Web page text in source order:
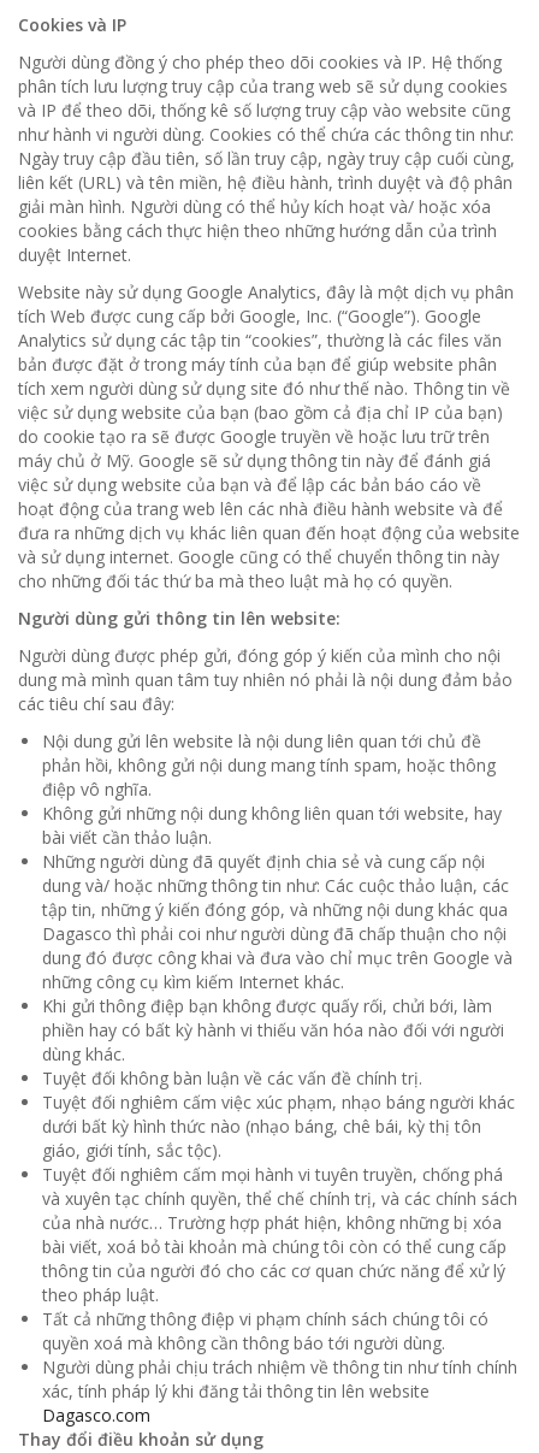
Cookies và IP
Người dùng đồng ý cho phép theo dõi cookies và IP. Hệ thống
phân tích lưu lượng truy cập của trang web sẽ sử dụng cookies
và IP để theo dõi, thống kê số lượng truy cập vào website cũng
như hành vi người dùng. Cookies có thể chứa các thông tin như:
Ngày truy cập đầu tiên, số lần truy cập, ngày truy cập cuối cùng,
liên kết (URL) và tên miền, hệ điều hành, trình duyệt và độ phân
giải màn hình. Người dùng có thể hủy kích hoạt và/ hoặc xóa
cookies bằng cách thực hiện theo những hướng dẫn của trình
duyệt Internet.
Website này sử dụng Google Analytics, đây là một dịch vụ phân
tích Web được cung cấp bởi Google, Inc. (“Google”). Google
Analytics sử dụng các tập tin “cookies”, thường là các files văn
bản được đặt ở trong máy tính của bạn để giúp website phân
tích xem người dùng sử dụng site đó như thế nào. Thông tin về
việc sử dụng website của bạn (bao gồm cả địa chỉ IP của bạn)
do cookie tạo ra sẽ được Google truyền về hoặc lưu trữ trên
máy chủ ở Mỹ. Google sẽ sử dụng thông tin này để đánh giá
việc sử dụng website của bạn và để lập các bản báo cáo về
hoạt động của trang web lên các nhà điều hành website và để
đưa ra những dịch vụ khác liên quan đến hoạt động của website
và sử dụng internet. Google cũng có thể chuyển thông tin này
cho những đối tác thứ ba mà theo luật mà họ có quyền.
Người dùng gửi thông tin lên website:
Người dùng được phép gửi, đóng góp ý kiến của mình cho nội
dung mà mình quan tâm tuy nhiên nó phải là nội dung đảm bảo
các tiêu chí sau đây:
Nội dung gửi lên website là nội dung liên quan tới chủ đề
phản hồi, không gửi nội dung mang tính spam, hoặc thông
điệp vô nghĩa.
Không gửi những nội dung không liên quan tới website, hay
bài viết cần thảo luận.
Những người dùng đã quyết định chia sẻ và cung cấp nội
dung và/ hoặc những thông tin như: Các cuộc thảo luận, các
tập tin, những ý kiến đóng góp, và những nội dung khác qua
Dagasco thì phải coi như người dùng đã chấp thuận cho nội
dung đó được công khai và đưa vào chỉ mục trên Google và
những công cụ kìm kiếm Internet khác.
Khi gửi thông điệp bạn không được quấy rối, chửi bới, làm
phiền hay có bất kỳ hành vi thiếu văn hóa nào đối với người
dùng khác.
Tuyệt đối không bàn luận về các vấn đề chính trị.
Tuyệt đối nghiêm cấm việc xúc phạm, nhạo báng người khác
dưới bất kỳ hình thức nào (nhạo báng, chê bái, kỳ thị tôn
giáo, giới tính, sắc tộc).
Tuyệt đối nghiêm cấm mọi hành vi tuyên truyền, chống phá
và xuyên tạc chính quyền, thể chế chính trị, và các chính sách
của nhà nước… Trường hợp phát hiện, không những bị xóa
bài viết, xoá bỏ tài khoản mà chúng tôi còn có thể cung cấp
thông tin của người đó cho các cơ quan chức năng để xử lý
theo pháp luật.
Tất cả những thông điệp vi phạm chính sách chúng tôi có
quyền xoá mà không cần thông báo tới người dùng.
Người dùng phải chịu trách nhiệm về thông tin như tính chính
xác, tính pháp lý khi đăng tải thông tin lên website
Dagasco.com
Thay đổi điều khoản sử dụng